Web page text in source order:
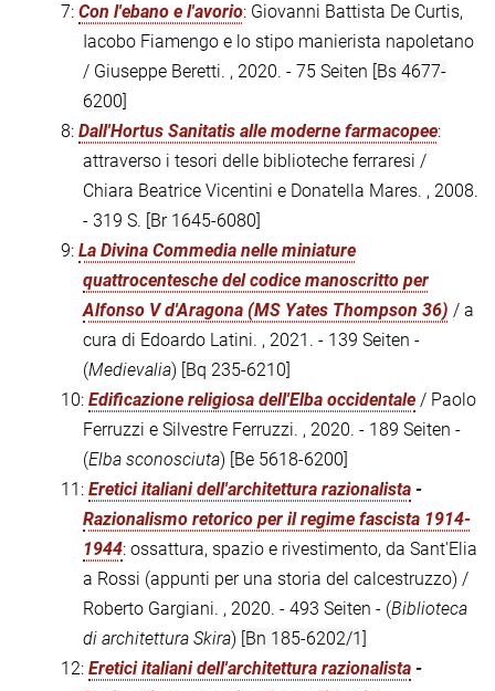
7: Con l'ebano e l'avorio: Giovanni Battista De Curtis,
Iacobo Fiamengo e lo stipo manierista napoletano
/ Giuseppe Beretti. , 2020. - 75 Seiten [Bs 4677-
6200]
8: Dall'Hortus Sanitatis alle moderne farmacopee:
attraverso i tesori delle biblioteche ferraresi /
Chiara Beatrice Vicentini e Donatella Mares. , 2008.
- 319 S. [Br 1645-6080]
9: La Divina Commedia nelle miniature
quattrocentesche del codice manoscritto per
Alfonso V d'Aragona (MS Yates Thompson 36) / a
cura di Edoardo Latini. , 2021. - 139 Seiten -
(Medievalia) [Bq 235-6210]
10: Edificazione religiosa dell'Elba occidentale / Paolo
Ferruzzi e Silvestre Ferruzzi. , 2020. - 189 Seiten -
(Elba sconosciuta) [Be 5618-6200]
11: Eretici italiani dell'architettura razionalista -
Razionalismo retorico per il regime fascista 1914-
1944: ossattura, spazio e rivestimento, da Sant'Elia
a Rossi (appunti per una storia del calcestruzzo) /
Roberto Gargiani. , 2020. - 493 Seiten - (Biblioteca
di architettura Skira) [Bn 185-6202/1]
12: Eretici italiani dell'architettura razionalista -